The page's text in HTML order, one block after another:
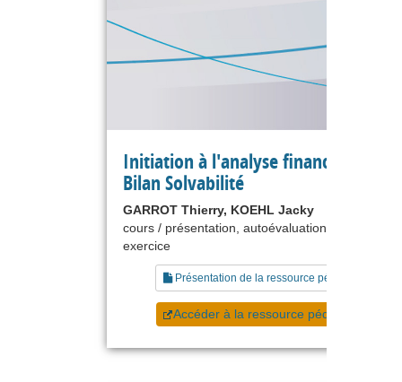
Initiation à l'analyse financière - Le
Bilan Solvabilité
GARROT Thierry, KOEHL Jacky
cours / présentation, autoévaluation, étude de
exercice
Présentation de la ressource pédagogique
Accéder à la ressource pédagogique